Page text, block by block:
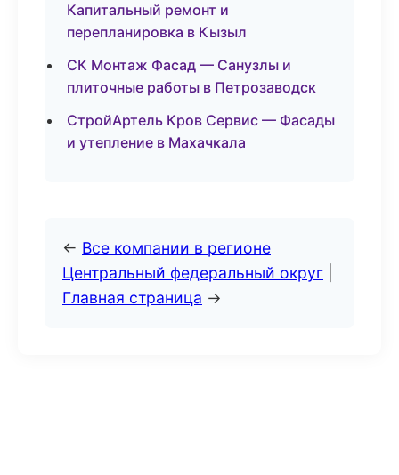
Капитальный ремонт и
перепланировка в Кызыл
СК Монтаж Фасад — Санузлы и
плиточные работы в Петрозаводск
СтройАртель Кров Сервис — Фасады
и утепление в Махачкала
← Все компании в регионе
Центральный федеральный округ
Главная страница →